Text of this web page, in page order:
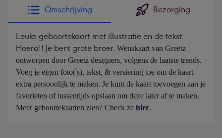
Dimensions:
118
x
166
mm
Omschrijving Bezorging
Leuke geboortekaart met illustratie en de tekst:
Hoera!! Je bent grote broer. Wenskaart van Greetz
ontworpen door Greetz designers, volgens de laatste trends.
Voeg je eigen foto('s), tekst, & versiering toe om de kaart
extra persoonlijk te maken. Je kunt de kaart toevoegen aan je
favorieten of tussentijds opslaan om deze later af te maken.
Meer geboortekaarten zien? Check ze hier.